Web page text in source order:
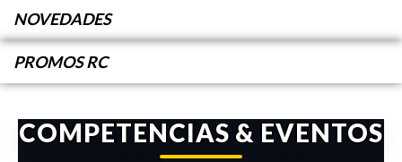
NOVEDADES
PROMOS RC
COMPETENCIAS & EVENTOS